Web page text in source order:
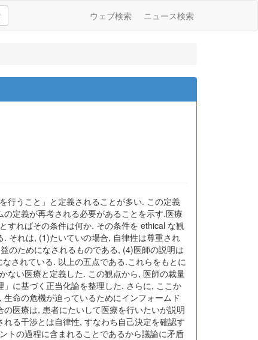
ウェブ検索 ニュース検索
行うこと」と定義されることが多い. この定義
定義が再考される必要があることを示す.医療
すればその条件は何か. その条件を ethical な観
それは, (1)たいていの場合, 自律性は尊重され
のためになされるものである, (4)医師の説明は
されている. 以上の五点である.これらをもとに
ない医療と定義した. この観点から, 医師の裁量
に基づく正当化論を整理した. さらに, ここか
命の危機が迫っているためにインフォームド
医療は, 患者にたいして医療を行いたいが説明
る干渉とは自律性, すなわち自己決定を確認す
トの過程に含まれることであるから議論に矛盾